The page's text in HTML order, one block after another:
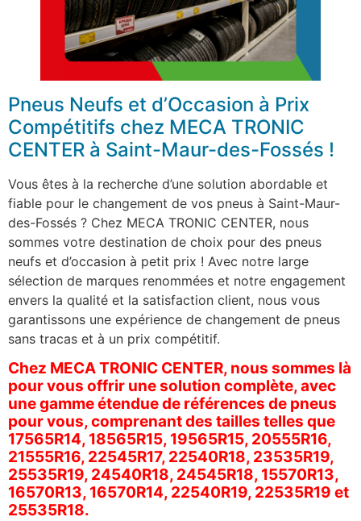
Pneus Neufs et d’Occasion à Prix
Compétitifs chez MECA TRONIC
CENTER à Saint-Maur-des-Fossés !
Vous êtes à la recherche d’une solution abordable et
fiable pour le changement de vos pneus à Saint-Maur-
des-Fossés ? Chez MECA TRONIC CENTER, nous
sommes votre destination de choix pour des pneus
neufs et d’occasion à petit prix ! Avec notre large
sélection de marques renommées et notre engagement
envers la qualité et la satisfaction client, nous vous
garantissons une expérience de changement de pneus
sans tracas et à un prix compétitif.
Chez MECA TRONIC CENTER, nous sommes là
pour vous offrir une solution complète, avec
une gamme étendue de références de pneus
pour vous, comprenant des tailles telles que
17565R14, 18565R15, 19565R15, 20555R16,
21555R16, 22545R17, 22540R18, 23535R19,
25535R19, 24540R18, 24545R18, 15570R13,
16570R13, 16570R14, 22540R19, 22535R19 et
25535R18.